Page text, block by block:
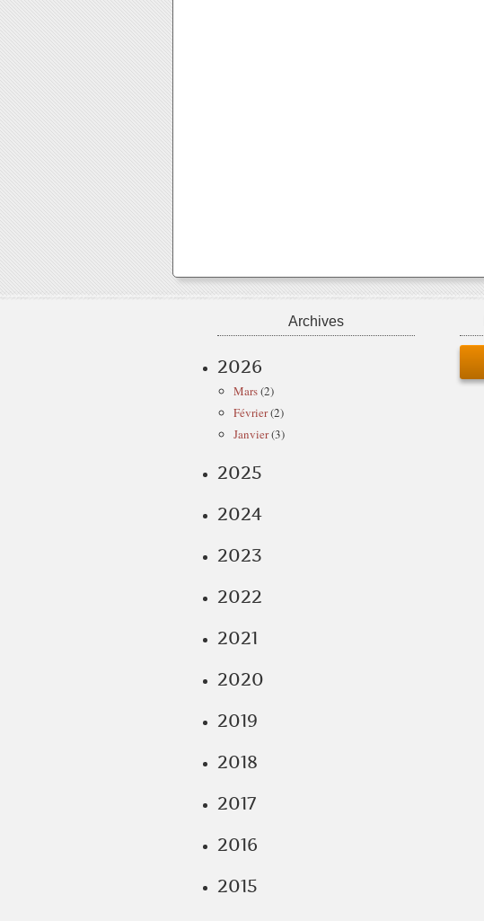
Archives
2026
Mars(2)
Février(2)
Janvier(3)
2025
2024
2023
2022
2021
2020
2019
2018
2017
2016
2015